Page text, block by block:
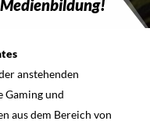
anstehenden
Gaming und
aus dem Bereich von